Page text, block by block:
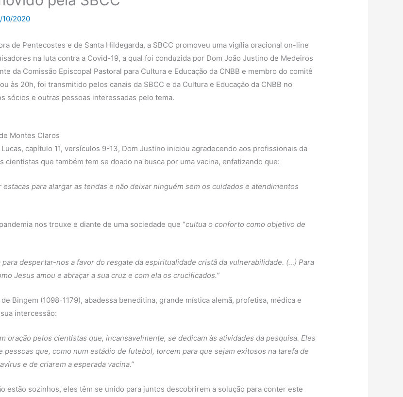
10/2020
de Pentecostes e de Santa Hildegarda, a SBCC promoveu uma vigília oracional on-line
na luta contra a Covid-19, a qual foi conduzida por Dom João Justino de Medeiros
da Comissão Episcopal Pastoral para Cultura e Educação da CNBB e membro do comitê
às 20h, foi transmitido pelos canais da SBCC e da Cultura e Educação da CNBB no
sócios e outras pessoas interessadas pelo tema.
Montes Claros
capítulo 11, versículos 9-13, Dom Justino iniciou agradecendo aos profissionais da
que também tem se doado na busca por uma vacina, enfatizando que:
para alargar as tendas e não deixar ninguém sem os cuidados e atendimentos
nos trouxe e diante de uma sociedade que “cultua o conforto como objetivo de
despertar-nos a favor do resgate da espiritualidade cristã da vulnerabilidade. (…) Para
Jesus amou e abraçar a sua cruz e com ela os crucificados.”
Bingem (1098-1179), abadessa beneditina, grande mística alemã, profetisa, médica e
intercessão:
oração pelos cientistas que, incansavelmente, se dedicam às atividades da pesquisa. Eles
que, como num estádio de futebol, torcem para que sejam exitosos na tarefa de
e de criarem a esperada vacina.”
estão sozinhos, eles têm se unido para juntos descobrirem a solução para conter este